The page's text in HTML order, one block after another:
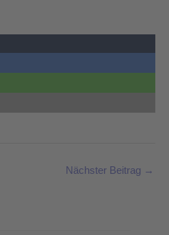
Nächster Beitrag →